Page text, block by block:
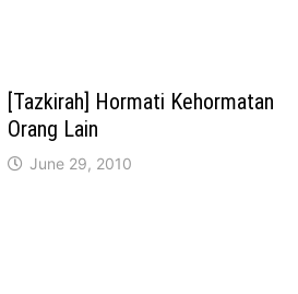
[Tazkirah] Hormati Kehormatan
Orang Lain
June 29, 2010